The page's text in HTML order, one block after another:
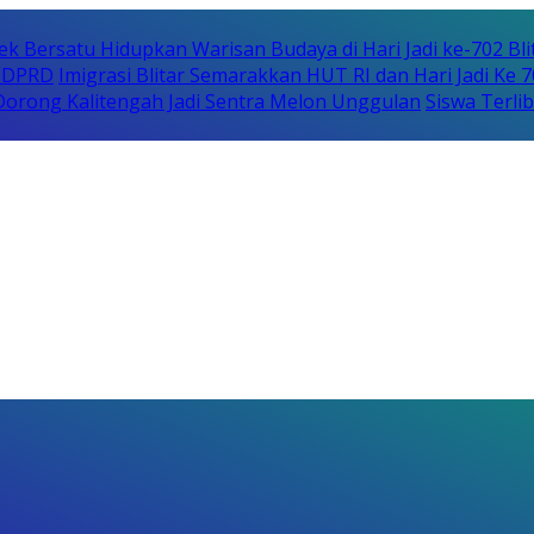
Bersatu Hidupkan Warisan Budaya di Hari Jadi ke-702
Imigrasi Blitar Semarakkan HUT RI dan Hari Jadi Ke
Kalitengah Jadi Sentra Melon Unggulan Siswa